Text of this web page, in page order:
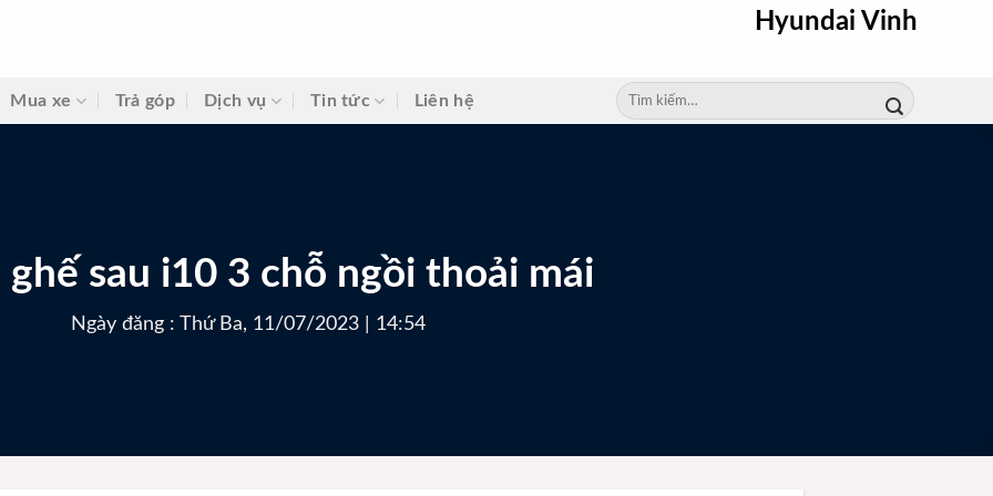
Hyundai Vinh
Mua xe Trả góp Dịch vụ Tin tức Liên hệ
Tìm
kiếm:
ghế sau i10 3 chỗ ngồi thoải mái
Ngày đăng : Thứ Ba, 11/07/2023 | 14:54